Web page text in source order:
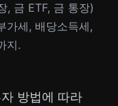
, 금 ETF, 금 통장)
가세, 배당소득세,
지.
방법에 따라